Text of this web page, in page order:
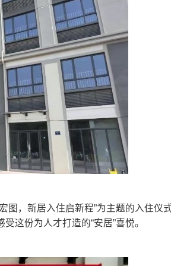
，新居入住启新程”为主题的入住仪
这份为人才打造的“安居”喜悦。